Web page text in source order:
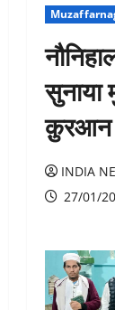
क़ुरआन
INDIA
27/01/